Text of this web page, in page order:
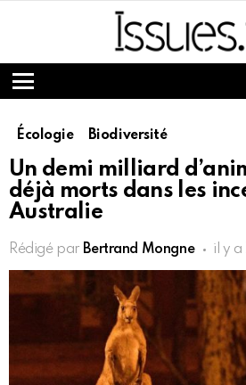
Menu
Écologie Biodiversité
Un demi milliard
déjà morts dans les
Australie
Rédigé par Bertrand Mongne il y a